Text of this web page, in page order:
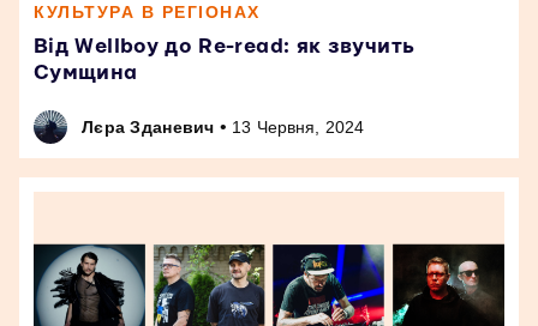
КУЛЬТУРА В РЕГІОНАХ
Від Wellboy до Re-read: як звучить
Сумщина
Лєра Зданевич • 13 Червня, 2024